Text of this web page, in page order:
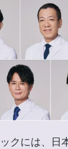
クには、日